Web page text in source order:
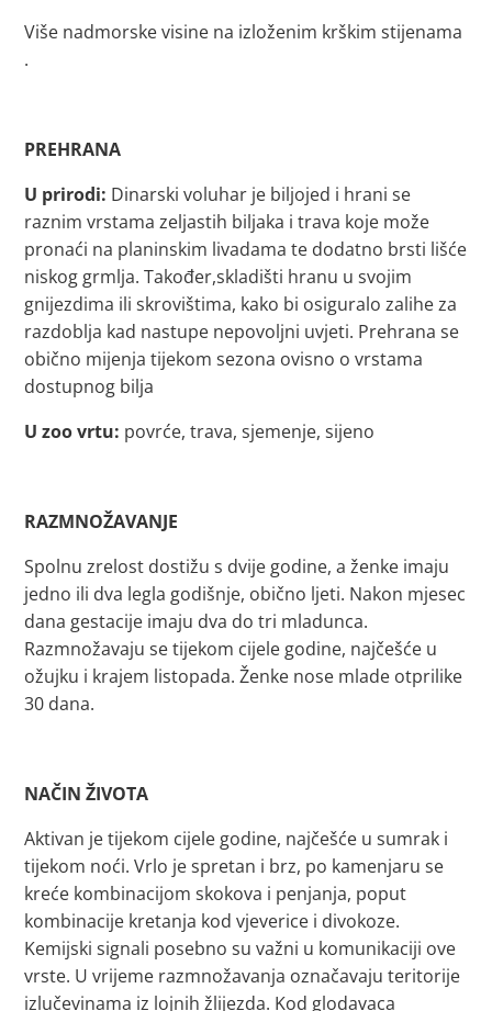
Više nadmorske visine na izloženim krškim stijenama
.
PREHRANA
U prirodi: Dinarski voluhar je biljojed i hrani se
raznim vrstama zeljastih biljaka i trava koje može
pronaći na planinskim livadama te dodatno brsti lišće
niskog grmlja. Također,skladišti hranu u svojim
gnijezdima ili skrovištima, kako bi osiguralo zalihe za
razdoblja kad nastupe nepovoljni uvjeti. Prehrana se
obično mijenja tijekom sezona ovisno o vrstama
dostupnog bilja
U zoo vrtu: povrće, trava, sjemenje, sijeno
RAZMNOŽAVANJE
Spolnu zrelost dostižu s dvije godine, a ženke imaju
jedno ili dva legla godišnje, obično ljeti. Nakon mjesec
dana gestacije imaju dva do tri mladunca.
Razmnožavaju se tijekom cijele godine, najčešće u
ožujku i krajem listopada. Ženke nose mlade otprilike
30 dana.
NAČIN ŽIVOTA
Aktivan je tijekom cijele godine, najčešće u sumrak i
tijekom noći. Vrlo je spretan i brz, po kamenjaru se
kreće kombinacijom skokova i penjanja, poput
kombinacije kretanja kod vjeverice i divokoze.
Kemijski signali posebno su važni u komunikaciji ove
vrste. U vrijeme razmnožavanja označavaju teritorije
izlučevinama iz lojnih žlijezda. Kod glodavaca